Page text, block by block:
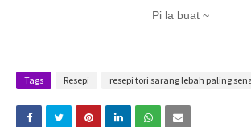
Pi la buat ~
Tags Resepi resepi tori sarang lebah paling